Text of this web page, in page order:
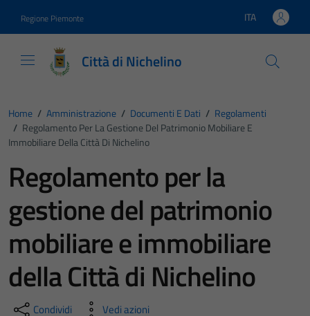
Regione Piemonte Lingua attiva:
ITA
Città di Nichelino
Home / Amministrazione / Documenti E Dati / Regolamenti
/ Regolamento Per La Gestione Del Patrimonio Mobiliare E
Immobiliare Della Città Di Nichelino
Regolamento per la
gestione del patrimonio
mobiliare e immobiliare
della Città di Nichelino
Condividi Vedi azioni